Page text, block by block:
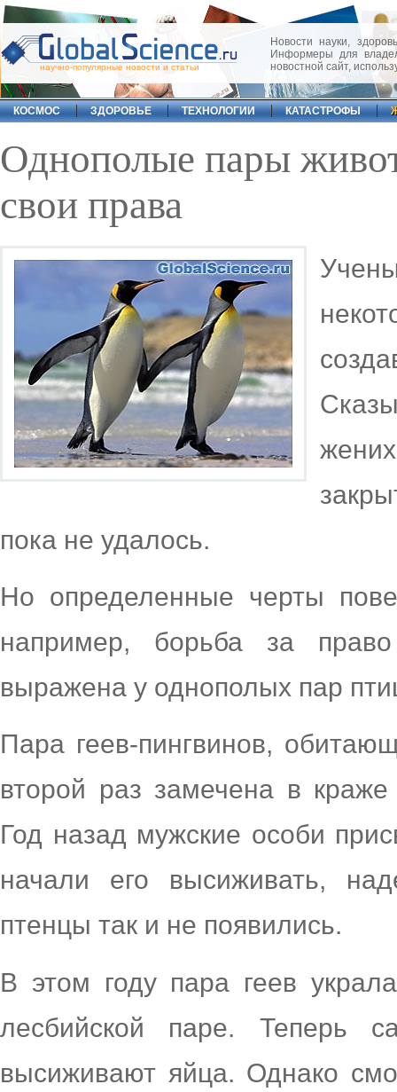
научно-популярные новости и статьи
Новости науки,
Информеры для
новостной сайт,
КОСМОС ЗДОРОВЬЕ ТЕХНОЛОГИИ КАТАСТРОФЫ
Однополые пары
свои права
пока не удалось.
Но определенные черты
например, борьба за
выражена у однополых пар
Пара геев-пингвинов,
второй раз замечена в
Год назад мужские особи
начали его высиживать,
птенцы так и не появились.
В этом году пара геев
лесбийской паре. Теперь
высиживают яйца. Однако